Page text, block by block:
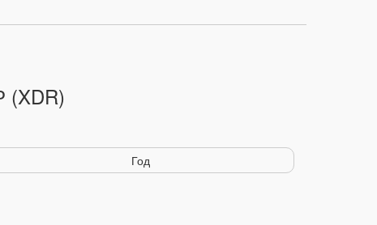
(XDR)
Год